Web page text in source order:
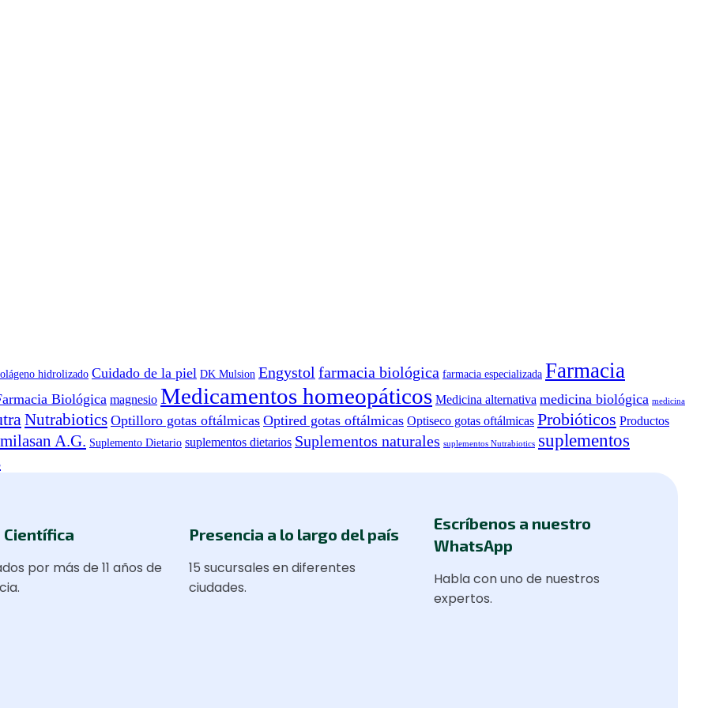
hidrolizado Cuidado de la piel DK Mulsion Engystol farmacia biológica farmacia especializada Farmacia
Biológica magnesio Medicamentos homeopáticos Medicina alternativa medicina biológica medicina
Nutrabiotics Optilloro gotas oftálmicas Optired gotas oftálmicas Optiseco gotas oftálmicas Probióticos Productos
A.G. Suplemento Dietario suplementos dietarios Suplementos naturales suplementos Nutrabiotics suplementos
Científica
por más de 11 años de
Presencia a lo largo del país
15 sucursales en diferentes
ciudades.
Escríbenos a nuestro
WhatsApp
Habla con uno de nuestros
expertos.